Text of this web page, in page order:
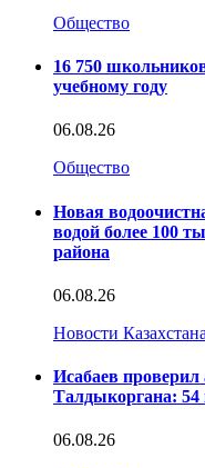
Общество
16 750
учебному году
06.08.26
Общество
Новая
водой более 100
района
06.08.26
Новости Казахстана
Исабаев
Талдыкоргана: 54
06.08.26